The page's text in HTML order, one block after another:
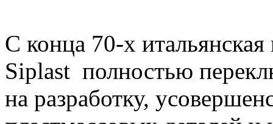
С конца 70-х
Siplast полностью
на разработку,